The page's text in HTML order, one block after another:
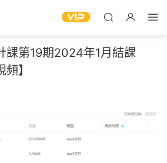
課第19期2024年1月結課
】